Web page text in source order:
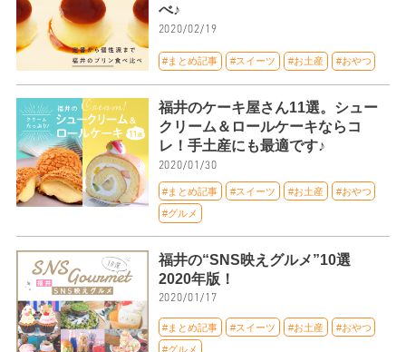
べ♪
2020/02/19
#まとめ記事 #スイーツ #お土産 #おやつ
福井のケーキ屋さん11選。シュー
クリーム＆ロールケーキならコ
レ！手土産にも最適です♪
2020/01/30
#まとめ記事 #スイーツ #お土産 #おやつ
#グルメ
福井の“SNS映えグルメ”10選
2020年版！
2020/01/17
#まとめ記事 #スイーツ #お土産 #おやつ
#グルメ